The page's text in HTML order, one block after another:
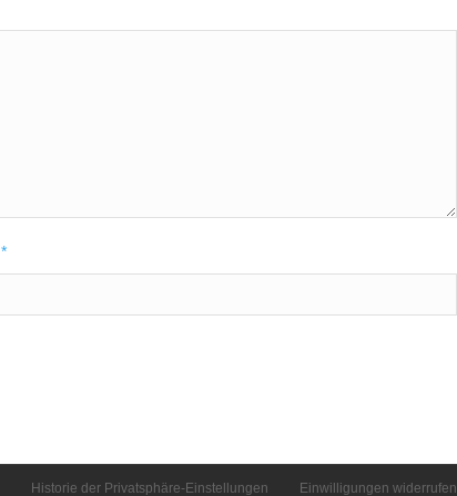
*
Historie der Privatsphäre-Einstellungen Einwilligungen widerrufen